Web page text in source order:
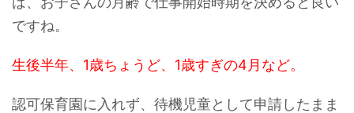
ですね。
生後半年、1歳ちょうど、1歳すぎの4月など。
認可保育園に入れず、待機児童として申請したまま